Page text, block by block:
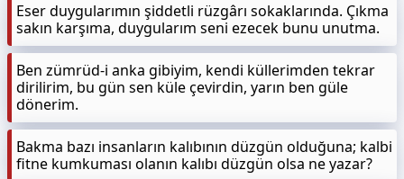
Eser duygularımın şiddetli rüzgârı sokaklarında. Çıkma
sakın karşıma, duygularım seni ezecek bunu unutma.
Ben zümrüd-i anka gibiyim, kendi küllerimden tekrar
dirilirim, bu gün sen küle çevirdin, yarın ben güle
dönerim.
Bakma bazı insanların kalıbının düzgün olduğuna; kalbi
fitne kumkuması olanın kalıbı düzgün olsa ne yazar?